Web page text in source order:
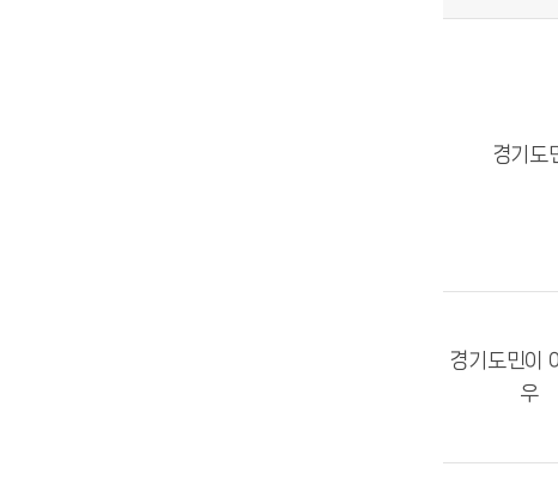
경기도
경기도민이
우